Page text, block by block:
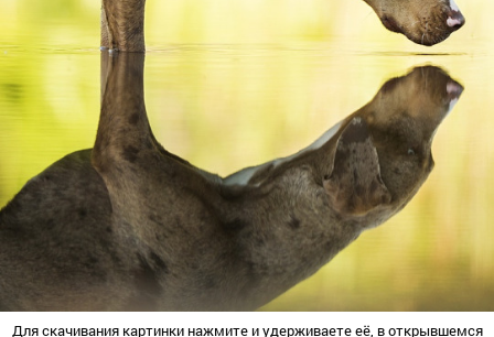
Для скачивания картинки нажмите и удерживаете её, в открывшемся